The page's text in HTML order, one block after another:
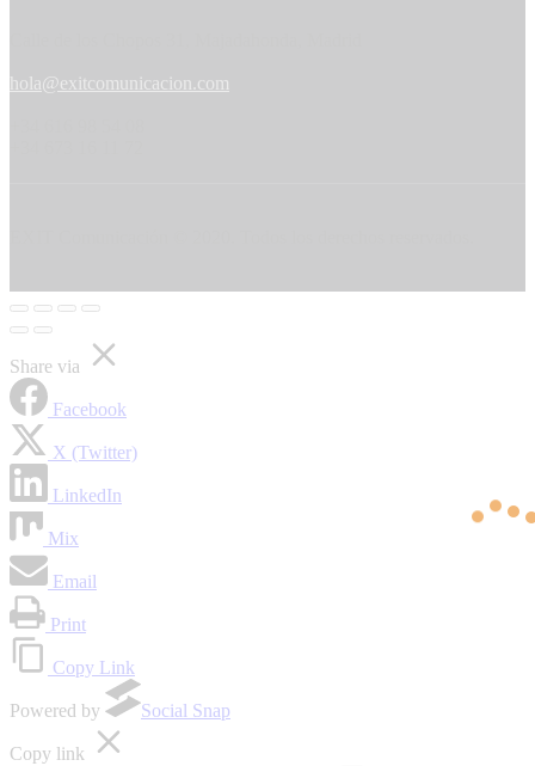
hola@exitcomunicacion.com
Share via
Facebook
X (Twitter)
LinkedIn
Mix
Email
Print
Copy Link
Powered by Social Snap
Copy link